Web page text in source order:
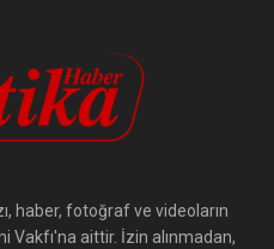
haber, fotoğraf ve videoların
Vakfı'na aittir. İzin alınmadan,